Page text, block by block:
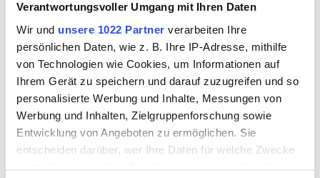
Verantwortungsvoller Umgang mit Ihren Daten
Wir und unsere 1022 Partner verarbeiten Ihre
persönlichen Daten, wie z. B. Ihre IP-Adresse, mithilfe
von Technologien wie Cookies, um Informationen auf
Ihrem Gerät zu speichern und darauf zuzugreifen und so
personalisierte Werbung und Inhalte, Messungen von
Werbung und Inhalten, Zielgruppenforschung sowie
Entwicklung von Angeboten zu ermöglichen. Sie
entscheiden darüber, wer Ihre Daten für welche Zwecke
nutzt. Sie können Ihre Einwilligung jederzeit über die
Wir haben dafür die attraktivsten Rastanlagen in
Deutschland ermittelt: Diese Autobahnraststätten sind
nicht nur zum Tanken da, bei ihnen lohnt sich auch ein
Aufenthalt. Sie erlauben es dem Autofahrer nicht nur,
seine Beine zu vertreten, sondern punkten mit weiteren
Annehmlichkeiten.
Autohof Gramschatzer Wald: Wellness